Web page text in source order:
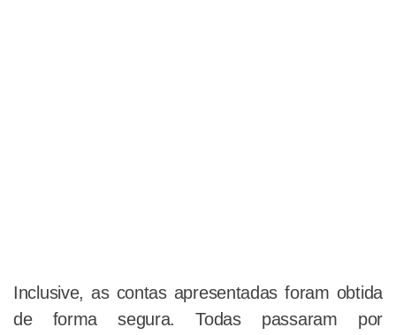
Inclusive, as contas apresentadas foram obtida
de forma segura. Todas passaram por